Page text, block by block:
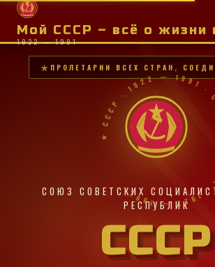
Мой СССР – всё о
1922 — 1991
ПРОЛЕТАРИИ ВСЕХ СТРАН,
★ СССР · 1922 — 1991 · СОЮЗ
СОЮЗ СОВЕТСКИХ
РЕСПУБЛИК
СССР